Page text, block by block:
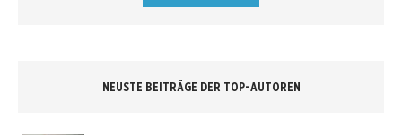
NEUSTE BEITRÄGE DER TOP-AUTOREN